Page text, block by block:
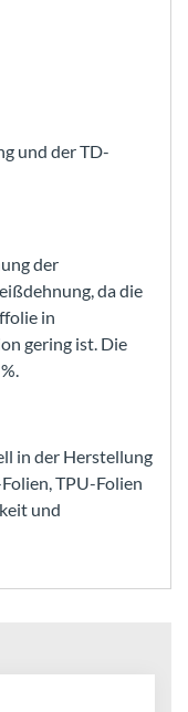
und der TD-
der
da die
in
gering ist. Die
in der Herstellung
TPU-Folien
und